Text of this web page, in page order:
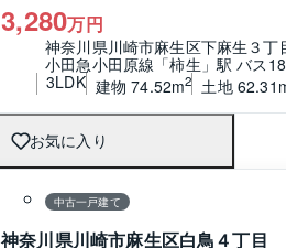
3,280万円
神奈川県川崎市麻生区下麻生３丁
小田急小田原線「柿生」駅 バス
3LDK 建物 74.52m2 土地
お気に入り
中古一戸建て
神奈川県川崎市麻生区白鳥４丁目